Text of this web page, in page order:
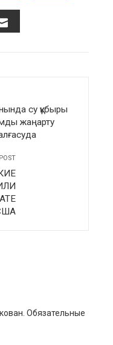
LINKEDIN
су құбыры
жаңарту
Обязательные